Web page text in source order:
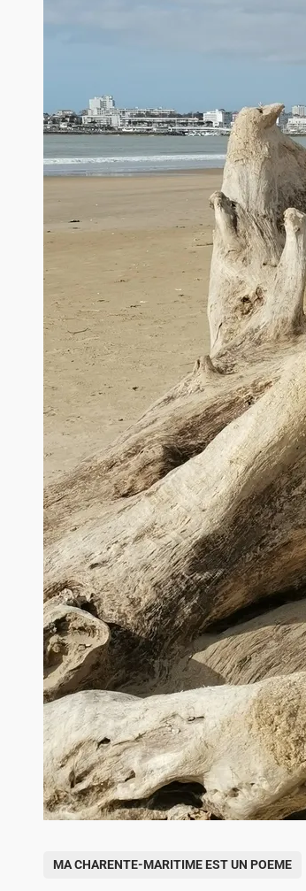
MA CHARENTE-MARITIME EST UN POEME